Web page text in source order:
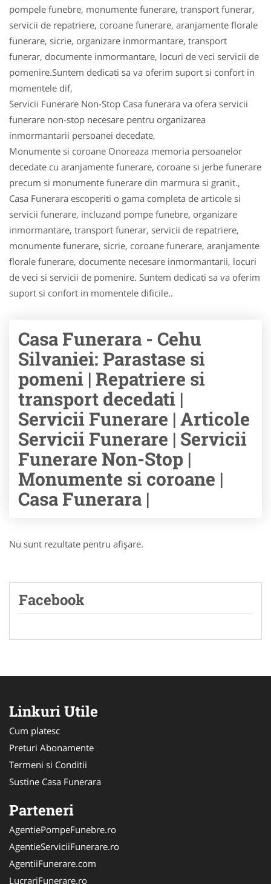
pompele funebre, monumente funerare, transport funerar,
servicii de repatriere, coroane funerare, aranjamente florale
funerare, sicrie, organizare inmormantare, transport
funerar, documente inmormantare, locuri de veci servicii de
pomenire.Suntem dedicati sa va oferim suport si confort in
momentele dif,
Servicii Funerare Non-Stop Casa funerara va ofera servicii
funerare non-stop necesare pentru organizarea
inmormantarii persoanei decedate,
Monumente si coroane Onoreaza memoria persoanelor
decedate cu aranjamente funerare, coroane si jerbe funerare
precum si monumente funerare din marmura si granit.,
Casa Funerara escoperiti o gama completa de articole si
servicii funerare, incluzand pompe funebre, organizare
inmormantare, transport funerar, servicii de repatriere,
monumente funerare, sicrie, coroane funerare, aranjamente
florale funerare, documente necesare inmormantarii, locuri
de veci si servicii de pomenire. Suntem dedicati sa va oferim
suport si confort in momentele dificile..
Casa Funerara - Cehu
Silvaniei: Parastase si
pomeni | Repatriere si
transport decedati |
Servicii Funerare | Articole
Servicii Funerare | Servicii
Funerare Non-Stop |
Monumente si coroane |
Casa Funerara |
Nu sunt rezultate pentru afişare.
Facebook
Linkuri Utile
Cum platesc
Preturi Abonamente
Termeni si Conditii
Sustine Casa Funerara
Parteneri
AgentiePompeFunebre.ro
AgentieServiciiFunerare.ro
AgentiiFunerare.com
LucrariFunerare.ro